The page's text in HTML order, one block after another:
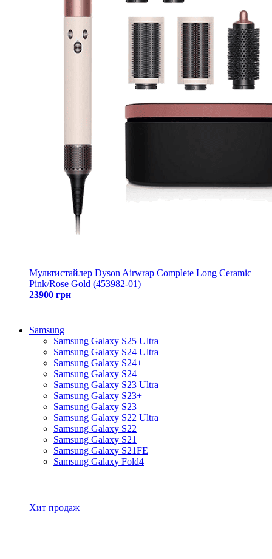
Мультистайлер Dyson Airwrap Complete Long Ceramic
Pink/Rose Gold (453982-01)
23900 грн
Samsung
Samsung Galaxy S25 Ultra
Samsung Galaxy S24 Ultra
Samsung Galaxy S24+
Samsung Galaxy S24
Samsung Galaxy S23 Ultra
Samsung Galaxy S23+
Samsung Galaxy S23
Samsung Galaxy S22 Ultra
Samsung Galaxy S22
Samsung Galaxy S21
Samsung Galaxy S21FE
Samsung Galaxy Fold4
Хит продаж